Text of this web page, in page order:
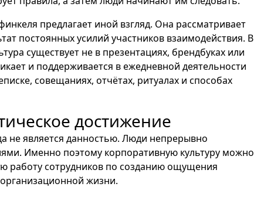
предлагает иной взгляд. Она рассматривает
постоянных усилий участников взаимодействия. В
существует не в презентациях, брендбуках или
и поддерживается в ежедневной деятельности
совещаниях, отчётах, ритуалах и способах
достижение
не является данностью. Люди непрерывно
Именно поэтому корпоративную культуру можно
работу сотрудников по созданию ощущения
жизни.